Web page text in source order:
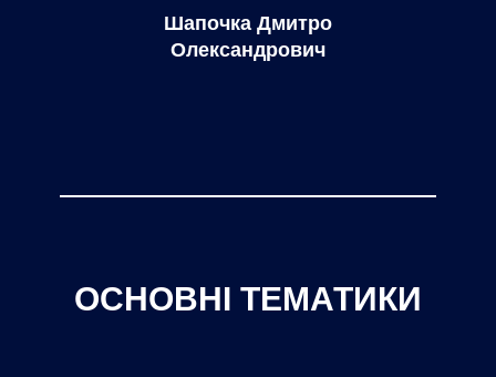
Шапочка Дмитро
Олександрович
ОСНОВНІ ТЕМАТИКИ